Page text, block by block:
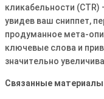
кликабельности
увидев ваш сниппет,
продуманное мета-
ключевые слова и
значительно
Связанные